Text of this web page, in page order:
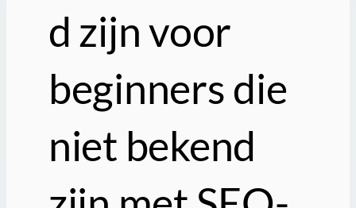
d zijn voor
beginners die
niet bekend